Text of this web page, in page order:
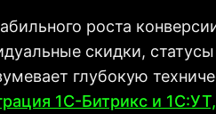
роста
скидки,
глубокую
1С-Битрикс и